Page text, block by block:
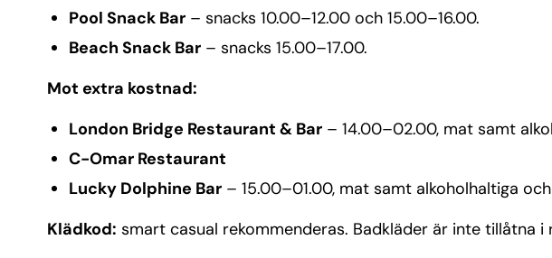
Pool Snack Bar – snacks 10.00–12.00 och 15.00–16.00.
Beach Snack Bar – snacks 15.00–17.00.
Mot extra kostnad:
London Bridge Restaurant & Bar – 14.00–02.00, mat samt
C-Omar Restaurant
Lucky Dolphine Bar – 15.00–01.00, mat samt alkoholhaltiga
Klädkod: smart casual rekommenderas. Badkläder är inte tillåtna i